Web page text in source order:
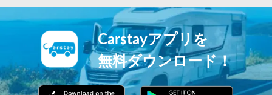
Carstayアプリを
無料ダウンロード！